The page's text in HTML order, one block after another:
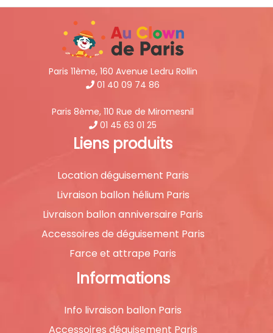
Paris 11ème, 160 Avenue Ledru Rollin
01 40 09 74 86
Paris 8ème, 110 Rue de Miromesnil
01 45 63 01 25
Liens produits
Location déguisement Paris
Livraison ballon hélium Paris
Livraison ballon anniversaire Paris
Accessoires de déguisement Paris
Farce et attrape Paris
Informations
Info livraison ballon Paris
Accessoires déguisement Paris